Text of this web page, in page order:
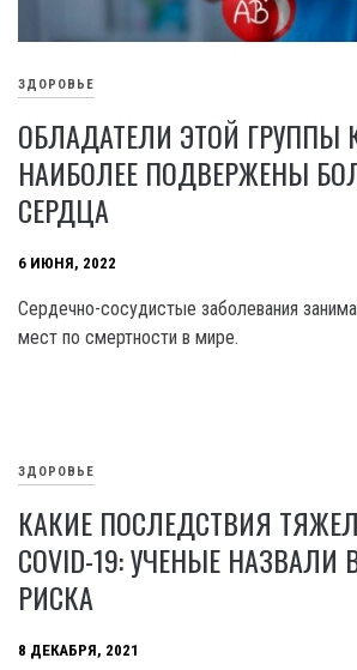
ЗДОРОВЬЕ
ОБЛАДАТЕЛИ ЭТОЙ ГРУППЫ
НАИБОЛЕЕ ПОДВЕРЖЕНЫ
СЕРДЦА
6 ИЮНЯ, 2022
Сердечно-сосудистые заболевания
мест по смертности в мире.
ЗДОРОВЬЕ
КАКИЕ ПОСЛЕДСТВИЯ
COVID-19: УЧЕНЫЕ НАЗВАЛИ
РИСКА
8 ДЕКАБРЯ, 2021